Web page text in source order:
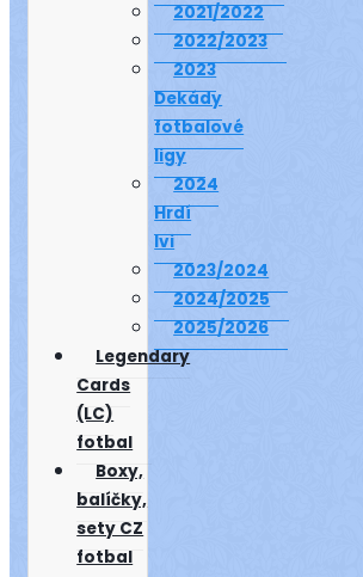
2021/2022
2022/2023
2023
Dekády
fotbalové
ligy
2024
Hrdí
lvi
2023/2024
2024/2025
2025/2026
Legendary
Cards
(LC)
fotbal
Boxy,
balíčky,
sety CZ
fotbal